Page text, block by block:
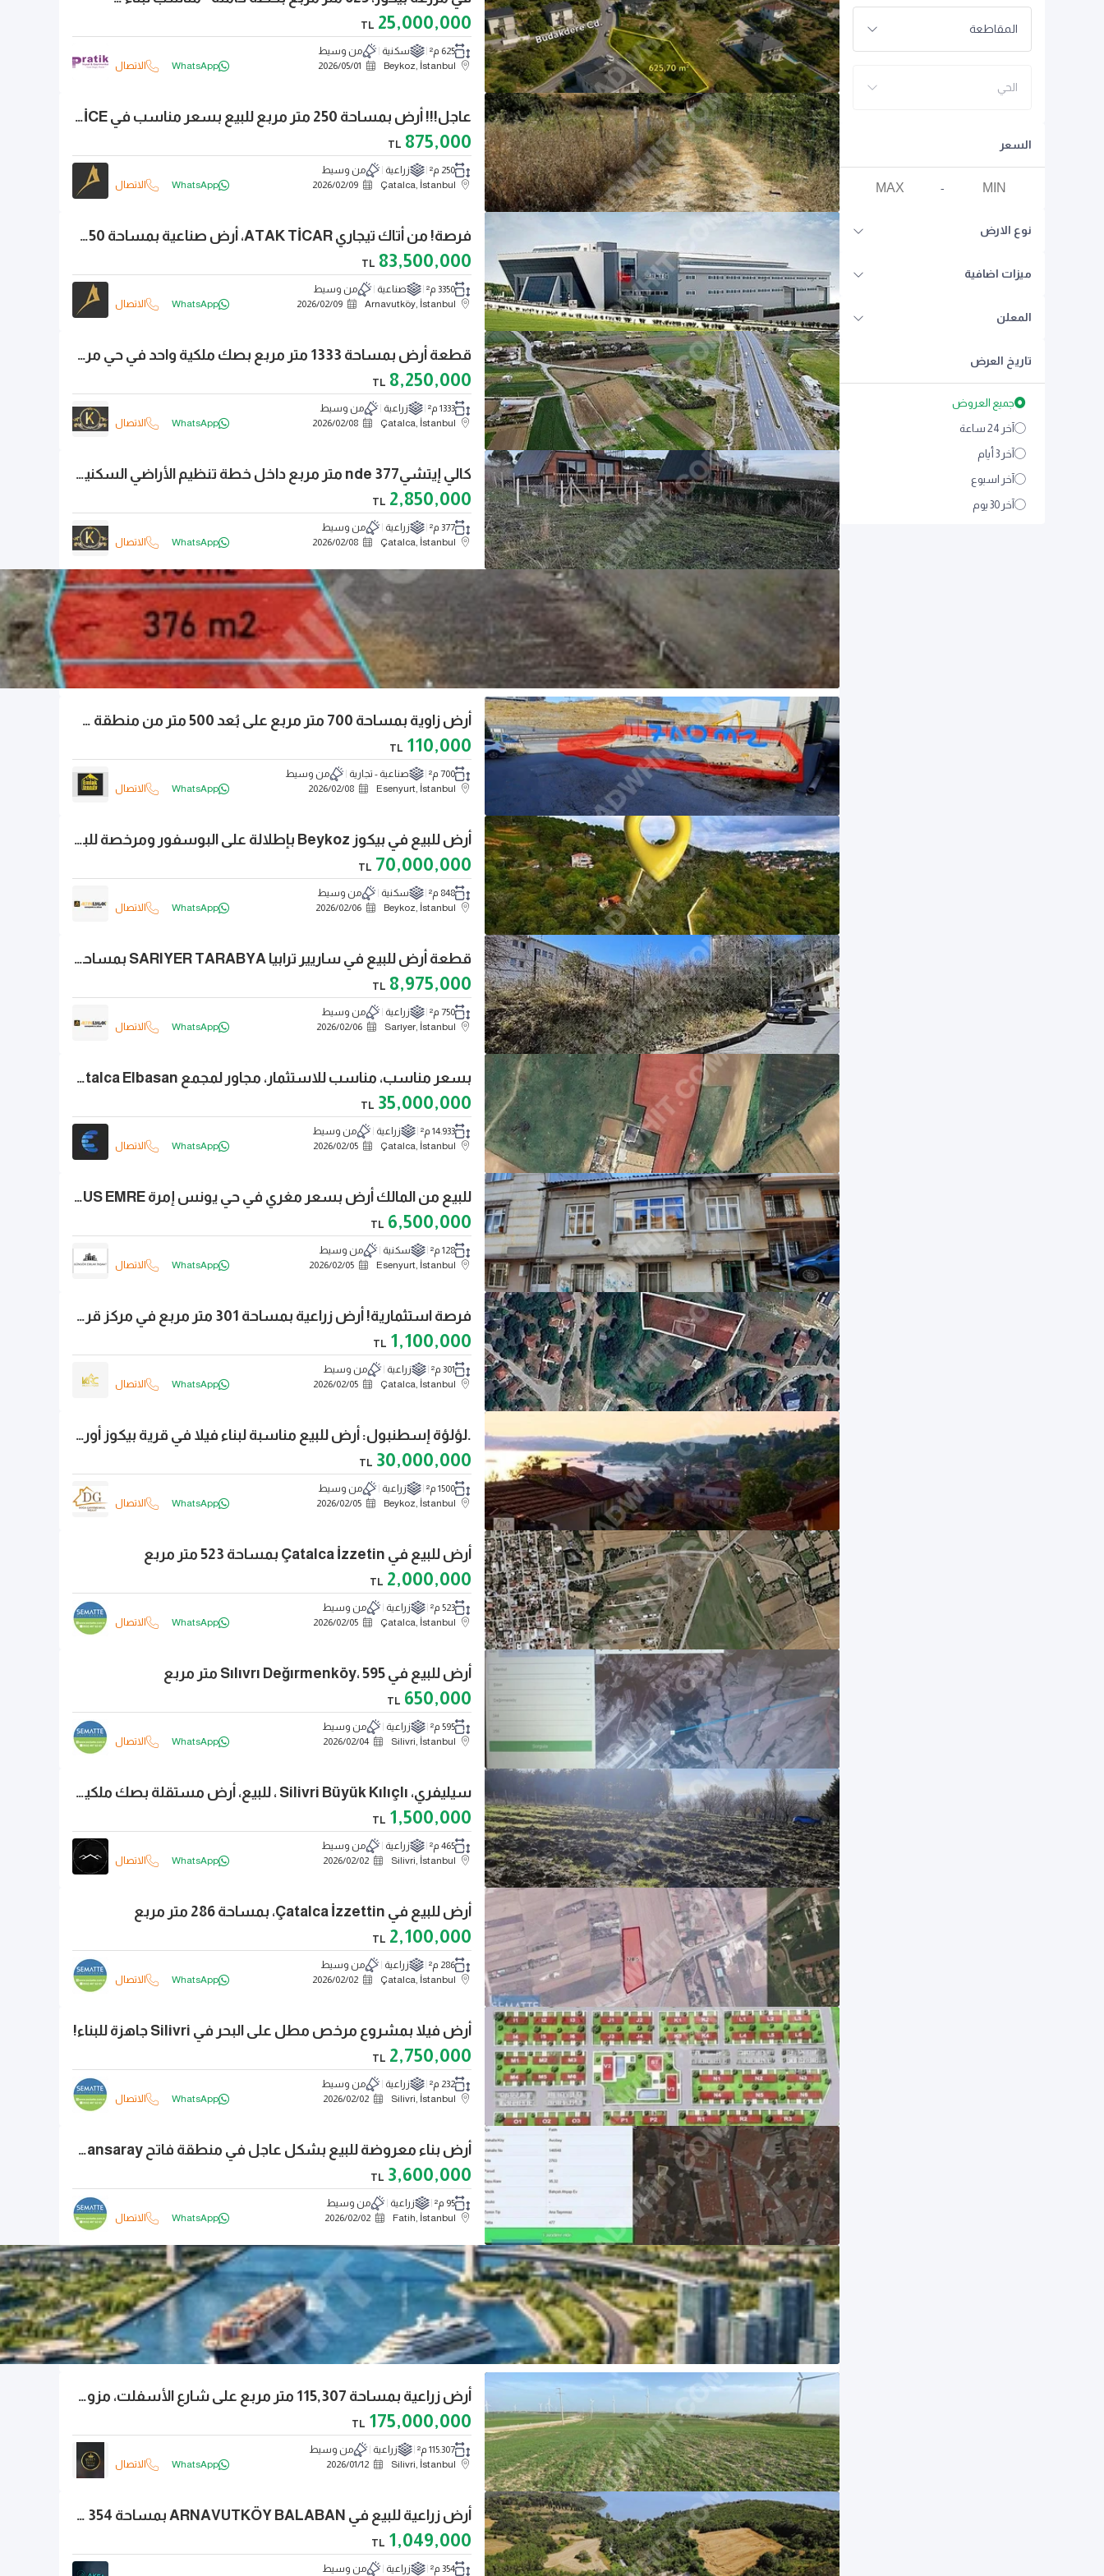
المقاطعة
الحي
السعر
-
نوع الارض
ميزات اضافية
المعلن
تاريخ العرض
جميع العروض
آخر 24 ساعة
آخر 3 أيام
آخر اسبوع
آخر 30 يوم
25,000,000
TL
625 م² سكنية
من وسيط
Beykoz, İstanbul
2026/05/01
WhatsApp الاتصال
عاجل!!! أرض بمساحة 250 متر مربع للبيع بسعر مناسب في ÇATALCA DAĞYENİCE
875,000
TL
250 م² زراعية
من وسيط
Çatalca, İstanbul
2026/02/09
WhatsApp الاتصال
فرصة! من أتاك تيجاري ATAK TİCAR، أرض صناعية بمساحة 3,350 متر مربع بمستوى في أوميرلي.
83,500,000
TL
3350 م² صناعية
من وسيط
Arnavutköy, İstanbul
2026/02/09
WhatsApp الاتصال
قطعة أرض بمساحة 1333 متر مربع بصك ملكية واحد في حي مركز ÇATALCA، İZZETTİN
8,250,000
TL
1333 م² زراعية
من وسيط
Çatalca, İstanbul
2026/02/08
WhatsApp الاتصال
كالي إيتشيnde 377 متر مربع داخل خطة تنظيم الأراضي السكنية أرضنا معروضة للبيع
2,850,000
TL
377 م² زراعية
من وسيط
Çatalca, İstanbul
2026/02/08
WhatsApp الاتصال
أرض زاوية بمساحة 700 متر مربع على بُعد 500 متر من منطقة صناعية ESENYURT EVREN-2.
110,000
TL
700 م² صناعية - تجارية
من وسيط
Esenyurt, İstanbul
2026/02/08
WhatsApp الاتصال
أرض للبيع في بيكوز Beykoz بإطلالة على البوسفور ومرخصة للبناء
70,000,000
TL
848 م² سكنية
من وسيط
Beykoz, İstanbul
2026/02/06
WhatsApp الاتصال
قطعة أرض للبيع في ساريير ترابيا SARIYER TARABYA بمساحة 750 متر مربع
8,975,000
TL
750 م² زراعية
من وسيط
Sarıyer, İstanbul
2026/02/06
WhatsApp الاتصال
بسعر مناسب، مناسب للاستثمار، مجاور لمجمع Çatalca Elbasan
35,000,000
TL
14.933 م² زراعية
من وسيط
Çatalca, İstanbul
2026/02/05
WhatsApp الاتصال
للبيع من المالك أرض بسعر مغري في حي يونس إمرة YUNUS EMRE
6,500,000
TL
128 م² سكنية
من وسيط
Esenyurt, İstanbul
2026/02/05
WhatsApp الاتصال
فرصة استثمارية! أرض زراعية بمساحة 301 متر مربع في مركز قرية آيدنلار، تشاتالجا.Çatalca
1,100,000
TL
301 م² زراعية
من وسيط
Çatalca, İstanbul
2026/02/05
WhatsApp الاتصال
.لؤلؤة إسطنبول: أرض للبيع مناسبة لبناء فيلا في قرية بيكوز أورنك. Beykoz Örnek Köy
30,000,000
TL
1500 م² زراعية
من وسيط
Beykoz, İstanbul
2026/02/05
WhatsApp الاتصال
أرض للبيع في Çatalca İzzetin بمساحة 523 متر مربع
2,000,000
TL
523 م² زراعية
من وسيط
Çatalca, İstanbul
2026/02/05
WhatsApp الاتصال
أرض للبيع في Sılıvrı Değırmenköy، 595 متر مربع
650,000
TL
595 م² زراعية
من وسيط
Silivri, İstanbul
2026/02/04
WhatsApp الاتصال
سيليفري، Silivri Büyük Kılıçlı ، للبيع، أرض مستقلة بصك ملكية، بمساحة 465 متر مربع، مقابل التنظيم العمراني.
1,500,000
TL
465 م² زراعية
من وسيط
Silivri, İstanbul
2026/02/02
WhatsApp الاتصال
أرض للبيع في Çatalca İzzettin، بمساحة 286 متر مربع
2,100,000
TL
286 م² زراعية
من وسيط
Çatalca, İstanbul
2026/02/02
WhatsApp الاتصال
أرض فيلا بمشروع مرخص مطل على البحر في Silivri جاهزة للبناء!
2,750,000
TL
232 م² زراعية
من وسيط
Silivri, İstanbul
2026/02/02
WhatsApp الاتصال
أرض بناء معروضة للبيع بشكل عاجل في منطقة فاتح Ayvansaray بمساحة 95 متر مربع
3,600,000
TL
95 م² زراعية
من وسيط
Fatih, İstanbul
2026/02/02
WhatsApp الاتصال
أرض زراعية بمساحة 115,307 متر مربع على شارع الأسفلت، مزودة بمياه حرارية دافئة، مع ميزة ضريبية على القيمة المضافة.
175,000,000
TL
115.307 م² زراعية
من وسيط
Silivri, İstanbul
2026/01/12
WhatsApp الاتصال
أرض زراعية للبيع في ARNAVUTKÖY BALABAN بمساحة 354 متر مربع
1,049,000
TL
354 م² زراعية من وسيط